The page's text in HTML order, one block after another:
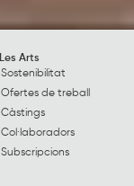
Les Arts
Sostenibilitat
Ofertes de treball
Càstings
Col·laboradors
Subscripcions